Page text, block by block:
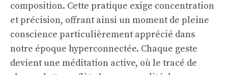
composition. Cette pratique exige concentration
et précision, offrant ainsi un moment de pleine
conscience particulièrement apprécié dans
notre époque hyperconnectée. Chaque geste
devient une méditation active, où le tracé de